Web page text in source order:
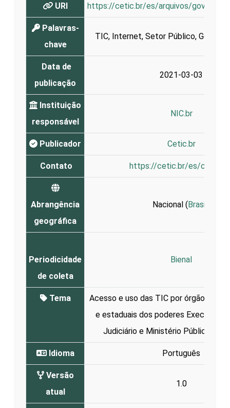
URI https://cetic.br/es/arquivos/governo/
Palavras-
chave
TIC, Internet, Setor Público,
Data de
publicação
2021-03-03
Instituição
responsável
NIC.br
Publicador Cetic.br
Contato https://cetic.br/es/
Abrangência
geográfica
Nacional (Brasil
Periodicidade
de coleta
Bienal
Tema
Acesso e uso das TIC por órgãos
e estaduais dos poderes Executivo,
Judiciário e Ministério Público e
Idioma Português
Versão
atual
1.0